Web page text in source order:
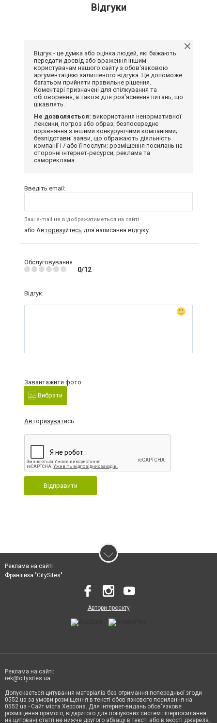
Відгуки
Відгук - це думка або оцінка людей, які бажають
передати досвід або враження іншим
користувачам нашого сайту з обов'язковою
аргументацією залишеного відгука. Це допоможе
багатьом прийняти правильне рішення.
Коментарі призначені для спілкування та
обговорення, а також для роз'яснення питань, що
цікавлять.
Не дозволяється: використання ненормативної
лексики, погроз або образ; безпосереднє
порівняння з іншими конкуруючими компаніями;
безпідставні заяви, що ображають діяльність
компанії і / або її послуги; розміщення посилань на
сторонні інтернет-ресурси; реклама та
самореклама.
Введіть email:
Ваш e-mail не відображатиметься на сайті
або Авторизуйтесь для написання відгуку
Обслуговування
0/12
Відгук:
Завантажити фото:
Вибрати
Авторизуватись
Відправити
Реклама на сайті
Франшиза "CitySites"
Автори проєкту
Реклама на сайті:
rek@citysites.ua
Допускається цитування матеріалів без отримання попередньої згоди
0552.ua за умови розміщення в тексті обов'язкового посилання на
0552.ua - Сайт міста Херсона. Для інтернет-видань обов'язкове
розміщення прямого, відкритого для пошукових систем гіперпосилання
на цитовані статті не нижче другого абзацу в тексті або в якості джерела.